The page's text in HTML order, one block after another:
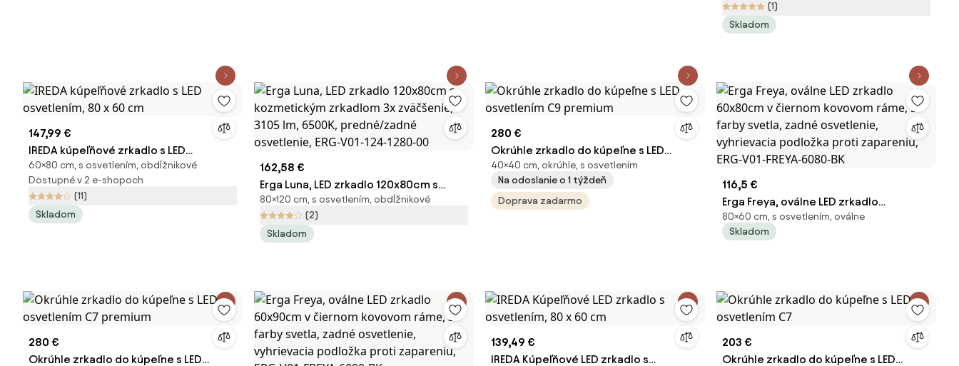
farby svetla, predné osvetlenie,
vyhrievacia podložka proti zapareniu,
(1)
Skladom
147,99 €
IREDA kúpeľňové zrkadlo s LED
osvetlením, 80 x 60 cm
60×80 cm, s osvetlením, obdĺžnikové
Dostupné v 2 e-shopoch
(11)
Skladom
162,58 €
Erga Luna, LED zrkadlo 120x80cm s
kozmetickým zrkadlom 3x zväčšenie,
3105 lm, 6500K, predné/zadné
osvetlenie, ERG-V01-124-1280-00
80×120 cm, s osvetlením, obdĺžnikové
(2)
Skladom
280 €
Okrúhle zrkadlo do kúpeľne s LED
osvetlením C9 premium
40×40 cm, okrúhle, s osvetlením
Na odoslanie o 1 týždeň
Doprava zadarmo
116,5 €
Erga Freya, oválne LED zrkadlo
60x80cm v čiernom kovovom ráme, 3
farby svetla, zadné osvetlenie,
80×60 cm, s osvetlením, oválne
Skladom
280 €
Okrúhle zrkadlo do kúpeľne s LED
139,49 €
IREDA Kúpeľňové LED zrkadlo s
203 €
Okrúhle zrkadlo do kúpeľne s LED